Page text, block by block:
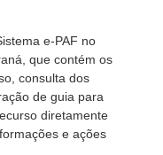
e-PAF no
que contém os
consulta dos
de guia para
diretamente
e ações